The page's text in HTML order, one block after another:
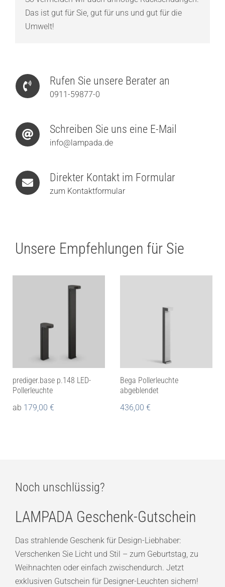
Das ist gut für Sie, gut für uns und gut für die
Umwelt!
Rufen Sie unsere Berater an
0911-59877-0
Schreiben Sie uns eine E-Mail
info@lampada.de
Direkter Kontakt im Formular
zum Kontaktformular
Unsere Empfehlungen für Sie
prediger.base p.148 LED-
Pollerleuchte
ab 179,00 €
Bega Pollerleuchte
abgeblendet
436,00 €
Noch unschlüssig?
LAMPADA Geschenk-Gutschein
Das strahlende Geschenk für Design-Liebhaber:
Verschenken Sie Licht und Stil – zum Geburtstag, zu
Weihnachten oder einfach zwischendurch. Jetzt
exklusiven Gutschein für Designer-Leuchten sichern!